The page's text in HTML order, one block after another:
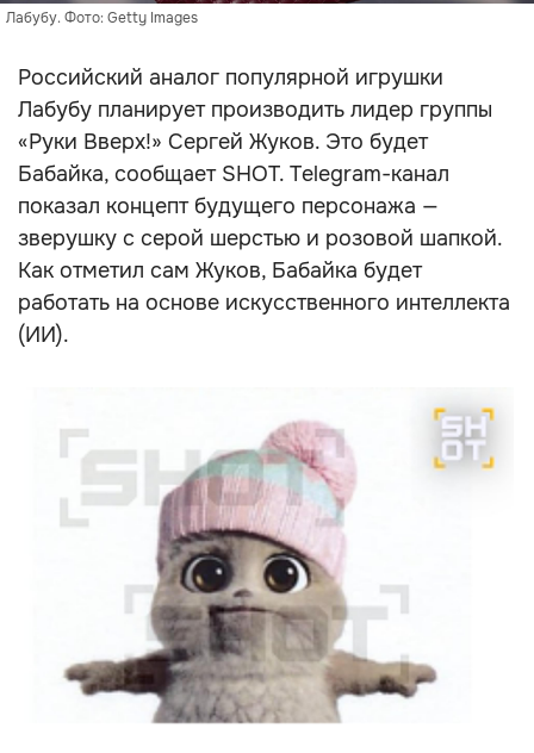
Лабубу. Фото: Getty Images
Российский аналог популярной игрушки
Лабубу планирует производить лидер группы
«Руки Вверх!» Сергей Жуков. Это будет
Бабайка, сообщает SHOT. Telegram-канал
показал концепт будущего персонажа —
зверушку с серой шерстью и розовой шапкой.
Как отметил сам Жуков, Бабайка будет
работать на основе искусственного интеллекта
(ИИ).